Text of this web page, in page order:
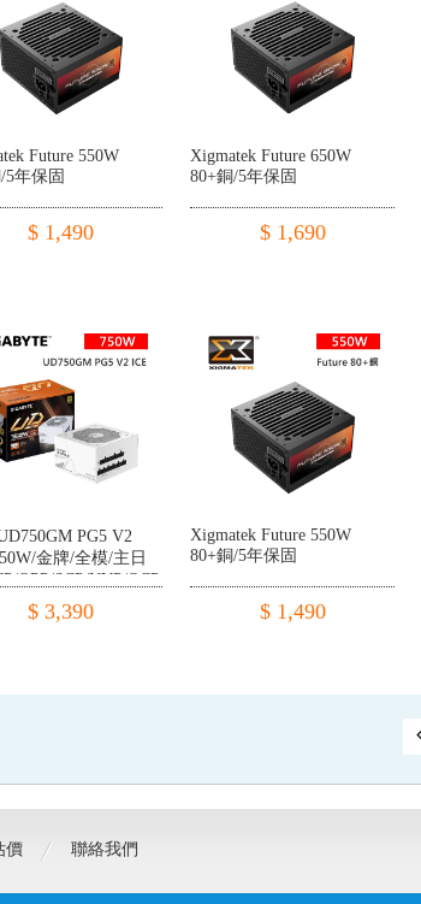
Future 550W
5年保固
$ 1,490
Xigmatek Future 650W
80+銅/5年保固
$ 1,690
PG5 V2
金牌/全模/主日
OPP/SCP/UVP/OCP/OTP/10
$ 3,390
Xigmatek Future 550W
80+銅/5年保固
$ 1,490
價 聯絡我們